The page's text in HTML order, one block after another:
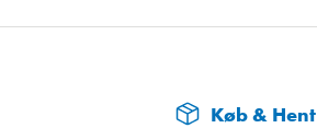
Køb & Hent